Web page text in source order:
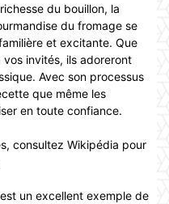
du bouillon, la
du fromage se
et excitante. Que
invités, ils adoreront
Avec son processus
que même les
en toute confiance.
consultez Wikipédia pour
est un excellent exemple de